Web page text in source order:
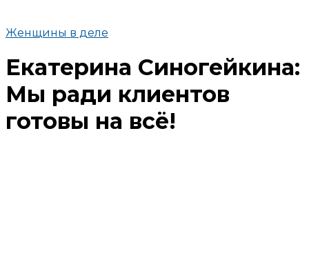
Женщины в деле
Екатерина Синогейкина:
Мы ради клиентов
готовы на всё!